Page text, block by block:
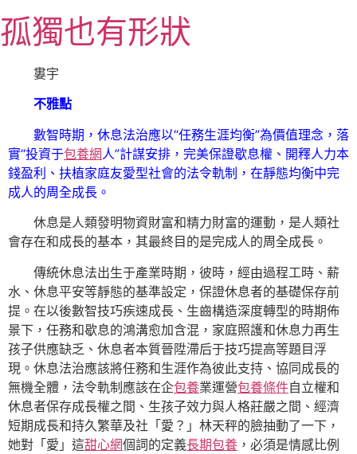
至
主
孤獨也有形狀
婁宇
不雅點
數智時期，休息法治應以“任務生涯均衡”為價值理念，落
實“投資于包養網人”計謀安排，完美保證歇息權、開釋人力本
錢盈利、扶植家庭友愛型社會的法令軌制，在靜態均衡中完
成人的周全成長。
休息是人類發明物資財富和精力財富的運動，是人類社
會存在和成長的基本，其最終目的是完成人的周全成長。
傳統休息法出生于產業時期，彼時，經由過程工時、薪
水、休息平安等靜態的基準設定，保證休息者的基礎保存前
提。在以後數智技巧疾速成長、生齒構造深度轉型的時期佈
景下，任務和歇息的鴻溝愈加含混，家庭照護和休息力再生
孩子供應缺乏、休息者本質晉陞滯后于技巧提高等題目浮
現。休息法治應該將任務和生涯作為彼此支持、協同成長的
無機全體，法令軌制應該在企包養業運營包養條件自立權和
休息者保存成長權之間、生孩子效力與人格莊嚴之間、經濟
短期成長和持久繁華及社「愛？」林天秤的臉抽動了一下，
她對「愛」這甜心網個詞的定義長期包養 ，必須是情感比例